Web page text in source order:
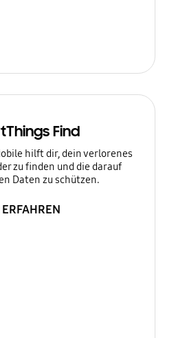
Find
hilft dir, dein verlorenes
zu finden und die darauf
Daten zu schützen.